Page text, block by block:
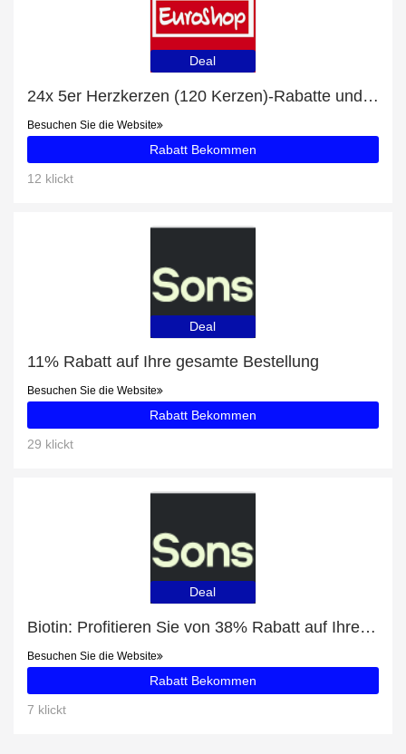
Deal
24x 5er Herzkerzen (120 Kerzen)-Rabatte und andere 66-Angebote
Besuchen Sie die Website
Rabatt Bekommen
12 klickt
Deal
11% Rabatt auf Ihre gesamte Bestellung
Besuchen Sie die Website
Rabatt Bekommen
29 klickt
Deal
Biotin: Profitieren Sie von 38% Rabatt auf Ihren Einkauf
Besuchen Sie die Website
Rabatt Bekommen
7 klickt